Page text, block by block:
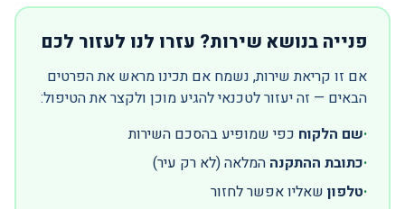
פנייה בנושא שירות? עזרו לנו לעזור לכם
אם זו קריאת שירות, נשמח אם תכינו מראש את הפרטים
הבאים — זה יעזור לטכנאי להגיע מוכן ולקצר את הטיפול:
·שם הלקוח כפי שמופיע בהסכם השירות
·כתובת ההתקנה המלאה (לא רק עיר)
·טלפון שאליו אפשר לחזור